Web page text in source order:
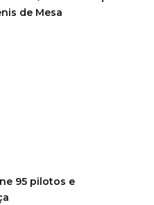
de Mesa
95 pilotos e